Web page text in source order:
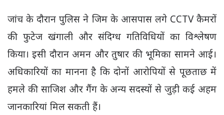
जांच के दौरान पुलिस ने जिम के आसपास लगे CCTV कैमरों
की फुटेज खंगाली और संदिग्ध गतिविधियों का विश्लेषण
किया। इसी दौरान अमन और तुषार की भूमिका सामने आई।
अधिकारियों का मानना है कि दोनों आरोपियों से पूछताछ में
हमले की साजिश और गैंग के अन्य सदस्यों से जुड़ी कई अहम
जानकारियां मिल सकती हैं।